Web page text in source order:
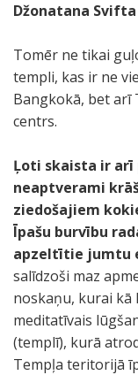
Džonatana
Tomēr ne tikai
templi, kas ir ne
Bangkokā, bet arī
centrs.
Ļoti skaista ir
neaptverami
ziedošajiem
Īpašu burvību
apzeltītie jumtu
salīdzoši maz
noskaņu, kurai kā
meditatīvais
(templī), kurā
Tempļa teritorijā